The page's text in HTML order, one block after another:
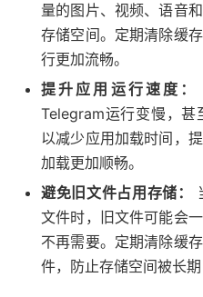
量的图片、视频、语音
存储空间。定期清除缓
行更加流畅。
提升应用运行速度：
Telegram运行变慢，
以减少应用加载时间，
加载更加顺畅。
避免旧文件占用存储：
文件时，旧文件可能会
不再需要。定期清除缓
件，防止存储空间被长期